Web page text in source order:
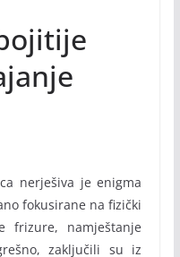
nerješiva je enigma
fokusirane na fizički
frizure, namještanje
zaključili su iz